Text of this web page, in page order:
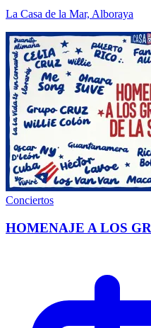
La Casa de la Mar, Alboraya
Conciertos
HOMENAJE A LOS